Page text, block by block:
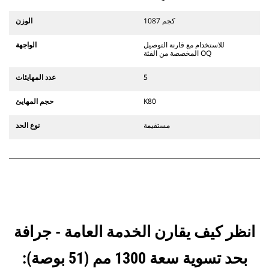
يستخدم مفصلات قارنة التوصيل السريعة
تتوفر قارنات التوصيل المخصصة من
الوزن 1087 كجم
الواجهة
للاستخدام مع قارنة التوصيل
المخصصة من الفئة OQ
عدد المهايئات 5
حجم المهايئ K80
نوع الحد مستقيمة
انظر كيف يقارن الخدمة العامة - جرافة
بحد تسوية سعة 1300 مم (51 بوصة):